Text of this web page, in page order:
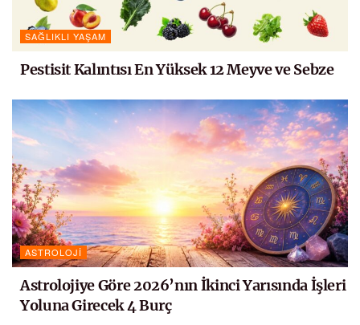
SAĞLIKLI YAŞAM
Pestisit Kalıntısı En Yüksek 12 Meyve ve Sebze
ASTROLOJI
Astrolojiye Göre 2026’nın İkinci Yarısında İşleri
Yoluna Girecek 4 Burç